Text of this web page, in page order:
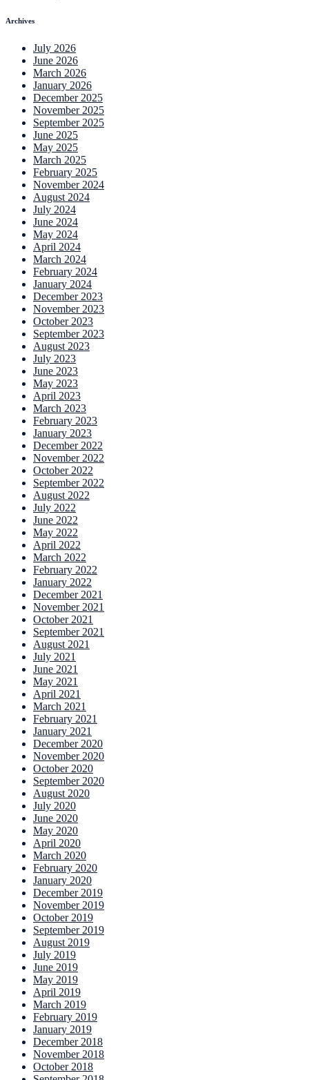
Archives
July 2026
June 2026
March 2026
January 2026
December 2025
November 2025
September 2025
June 2025
May 2025
March 2025
February 2025
November 2024
August 2024
July 2024
June 2024
May 2024
April 2024
March 2024
February 2024
January 2024
December 2023
November 2023
October 2023
September 2023
August 2023
July 2023
June 2023
May 2023
April 2023
March 2023
February 2023
January 2023
December 2022
November 2022
October 2022
September 2022
August 2022
July 2022
June 2022
May 2022
April 2022
March 2022
February 2022
January 2022
December 2021
November 2021
October 2021
September 2021
August 2021
July 2021
June 2021
May 2021
April 2021
March 2021
February 2021
January 2021
December 2020
November 2020
October 2020
September 2020
August 2020
July 2020
June 2020
May 2020
April 2020
March 2020
February 2020
January 2020
December 2019
November 2019
October 2019
September 2019
August 2019
July 2019
June 2019
May 2019
April 2019
March 2019
February 2019
January 2019
December 2018
November 2018
October 2018